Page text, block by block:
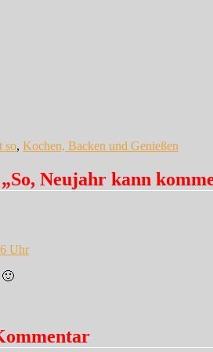
so, Kochen, Backen und Genießen
Neujahr kann
Uhr
🙂